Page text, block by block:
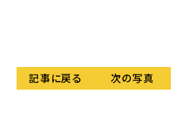
記事に戻る 次の写真